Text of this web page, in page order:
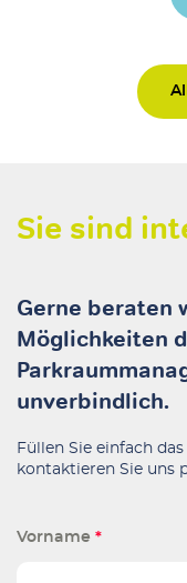
Sie sind
Gerne beraten
Möglichkeiten
unverbindlich.
Füllen Sie einfach
kontaktieren Sie uns
Vorname *